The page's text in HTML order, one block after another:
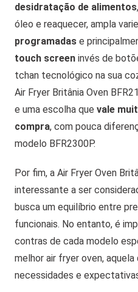
desidratação de alimentos
óleo e reaquecer, ampla
programadas e
touch screen invés de
tchan tecnológico na sua
Air Fryer Britânia Oven
e uma escolha que vale
compra, com pouca
modelo BFR2300P.
Por fim, a Air Fryer Oven
interessante a ser
busca um equilíbrio entre
funcionais. No entanto, é
contras de cada modelo
melhor air fryer oven,
necessidades e